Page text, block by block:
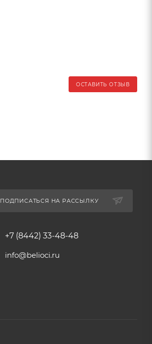
ОСТАВИТЬ ОТЗЫВ
ПОДПИСАТЬСЯ НА РАССЫЛКУ
+7 (8442) 33-48-48
info@belioci.ru